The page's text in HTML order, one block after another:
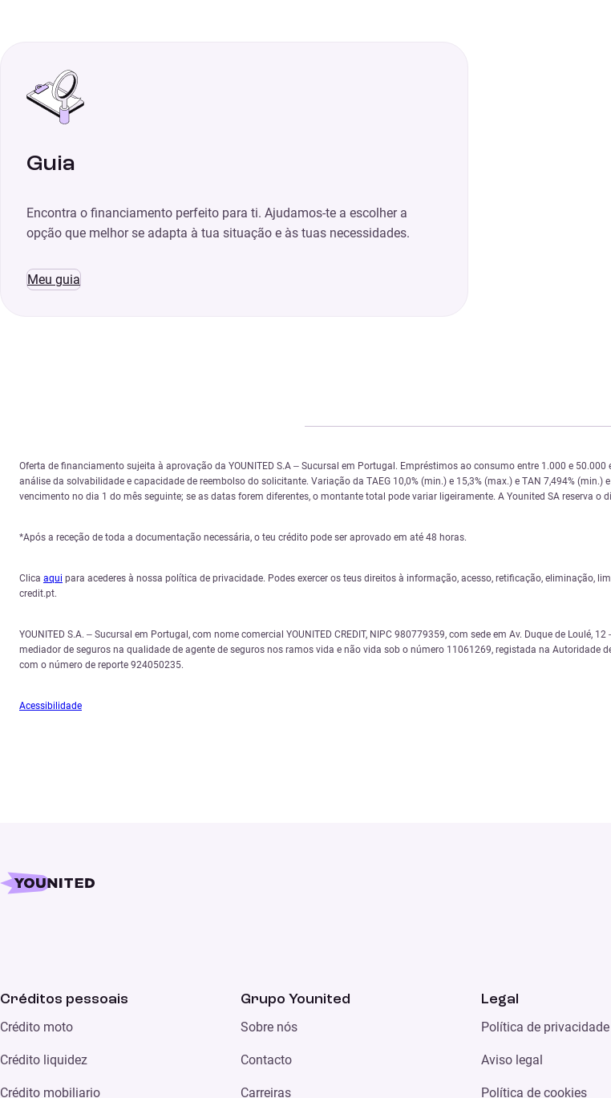
Guia
Encontra o financiamento perfeito para ti. Ajudamos-te a escolher a
opção que melhor se adapta à tua situação e às tuas necessidades.
Meu guia
Oferta de financiamento sujeita à aprovação da YOUNITED S.A – Sucursal em Portugal. Empréstimos ao consumo entre 1.000 e
análise da solvabilidade e capacidade de reembolso do solicitante. Variação da TAEG 10,0% (min.) e 15,3% (max.) e TAN 7,494%
vencimento no dia 1 do mês seguinte; se as datas forem diferentes, o montante total pode variar ligeiramente. A Younited SA reserva o
*Após a receção de toda a documentação necessária, o teu crédito pode ser aprovado em até 48 horas.
Clica aqui para acederes à nossa política de privacidade. Podes exercer os teus direitos à informação, acesso, retificação,
credit.pt.
YOUNITED S.A. – Sucursal em Portugal, com nome comercial YOUNITED CREDIT, NIPC 980779359, com sede em Av. Duque de
mediador de seguros na qualidade de agente de seguros nos ramos vida e não vida sob o número 11061269, registada na Autoridade
com o número de reporte 924050235.
Acessibilidade
Créditos pessoais
Crédito moto
Crédito liquidez
Crédito mobiliario
Grupo Younited
Sobre nós
Contacto
Carreiras
Legal
Política de privacidade
Aviso legal
Política de cookies